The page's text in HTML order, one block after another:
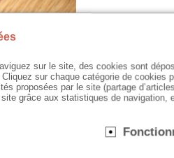
sur le site, des cookies sont
sur chaque catégorie de cookies
proposées par le site (partage
grâce aux statistiques de navigation,